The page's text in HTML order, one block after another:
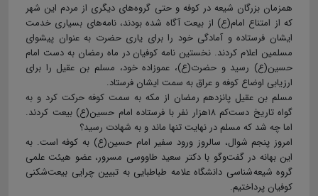
همزمان بزرگان شیعه در کوفه و حتی گروه‌های دیگری از مردم این شهر
که از امتناع امام(ع) از بیعت آگاه شده بودند، نامه‌های بسیاری خدمت
ایشان فرستاده و آمادگی خود را برای یاری حضرت به عنوان پیشوای
مسلمین اعلام کردند. نخستین نامه کوفیان در ماه رمضان به دست امام
حسین(ع) رسید و حضرت(ع)، عموزاده خود، مسلم بن عقيل را برای
ارزيابی اوضاع کوفه و عراق به سمت ايشان فرستاد.
مسلم بن عقیل پانزدهم رمضان از مکه به سمت کوفه حرکت کرد و به
گواه تاریخ دست‌کم ۱۸هزار نفر با فرستاده امام حسین(ع) بیعت کردند.
اما چه شد که مسلم در نهایت تنها ماند و به شهادت رسید؟
امروز پنجم شوال، سالروز ورود سفیر امام حسین(ع) به کوفه است. به
این بهانه در گفت‌وگو با دکتر سعید طاووسی مسرور، عضو هیئت علمی
گروه شیعه شناسی دانشگاه علامه طباطبایی به تبیین چرایی بیعت‌شکنی
کوفیان پرداختیم.